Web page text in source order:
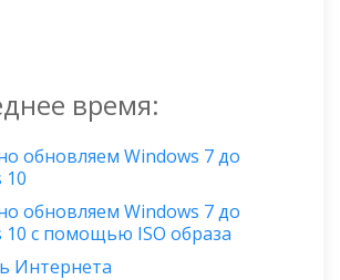
время:
обновляем Windows 7 до
10
обновляем Windows 7 до
10 с помощью ISO образа
Интернета